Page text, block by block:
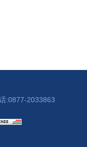
:0877-2033863